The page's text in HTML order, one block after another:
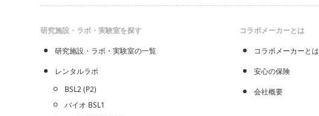
研究施設・ラボ・実験室を探す
研究施設・ラボ・実験室の一覧
レンタルラボ
BSL2 (P2)
バイオ BSL1
コラボメーカーとは
コラボメーカーとは
安心の保険
会社概要